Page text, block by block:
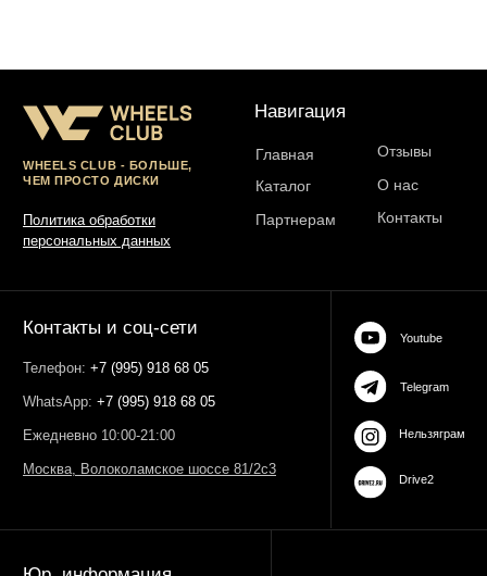
ИНН 503021178964
Юридический адрес - 127486,
Россия, г Москва, ул Ивана
web-spc.com